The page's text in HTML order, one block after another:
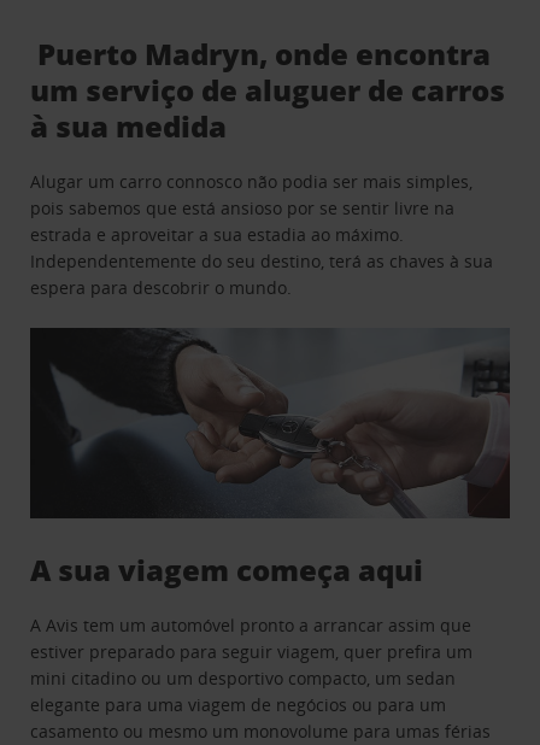
Puerto Madryn, onde encontra
um serviço de aluguer de carros
à sua medida
Alugar um carro connosco não podia ser mais simples,
pois sabemos que está ansioso por se sentir livre na
estrada e aproveitar a sua estadia ao máximo.
Independentemente do seu destino, terá as chaves à sua
espera para descobrir o mundo.
A sua viagem começa aqui
A Avis tem um automóvel pronto a arrancar assim que
estiver preparado para seguir viagem, quer prefira um
mini citadino ou um desportivo compacto, um sedan
elegante para uma viagem de negócios ou para um
casamento ou mesmo um monovolume para umas férias